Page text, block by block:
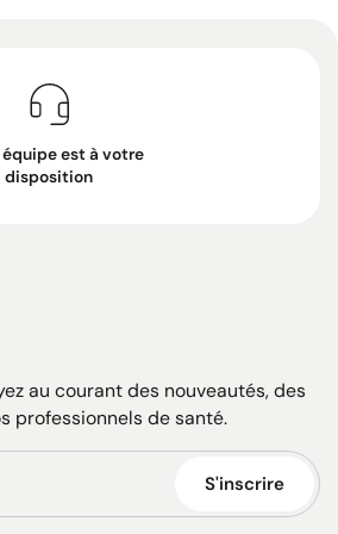
est à votre
disposition
au courant des nouveautés, des
professionnels de santé.
S'inscrire